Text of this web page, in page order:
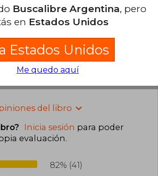
extraño era que no viniera
estaba ok
es útil 0
del libro
Inicia sesión para poder
evaluación.
82% (41)
Buscalibre Argentina, pero
en Estados Unidos
Estados Unidos
Me quedo aquí